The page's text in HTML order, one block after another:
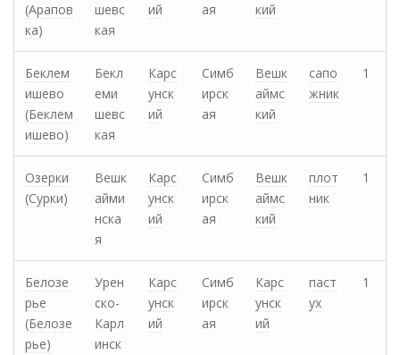
(Арапов
ка)
шевс
кая
ий
ая
кий
Беклем
ишево
(Беклем
ишево)
Бекл
еми
шевс
кая
Карс
унск
ий
Симб
ирск
ая
Вешк
аймс
кий
сапо
жник
1
Озерки
(Сурки)
Вешк
айми
нска
я
Карс
унск
ий
Симб
ирск
ая
Вешк
аймс
кий
плот
ник
1
Белозе
рье
(Белозе
рье)
Урен
ско-
Карл
инск
Карс
унск
ий
Симб
ирск
ая
Карс
унск
ий
паст
ух
1